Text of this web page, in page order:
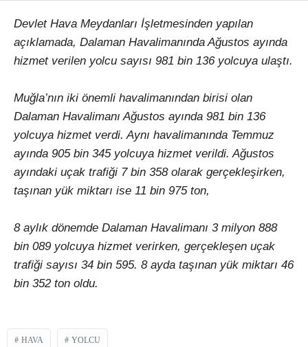
Devlet Hava Meydanları İşletmesinden yapılan
açıklamada, Dalaman Havalimanında Ağustos ayında
hizmet verilen yolcu sayısı 981 bin 136 yolcuya ulaştı.
Muğla’nın iki önemli havalimanından birisi olan
Dalaman Havalimanı Ağustos ayında 981 bin 136
yolcuya hizmet verdi. Aynı havalimanında Temmuz
ayında 905 bin 345 yolcuya hizmet verildi. Ağustos
ayındaki uçak trafiği 7 bin 358 olarak gerçekleşirken,
taşınan yük miktarı ise 11 bin 975 ton,
8 aylık dönemde Dalaman Havalimanı 3 milyon 888
bin 089 yolcuya hizmet verirken, gerçekleşen uçak
trafiği sayısı 34 bin 595. 8 ayda taşınan yük miktarı 46
bin 352 ton oldu.
HAVA YOLCU